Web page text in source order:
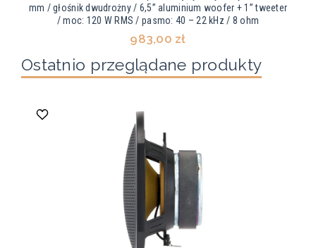
mm / głośnik dwudrożny / 6,5” aluminium woofer + 1” tweeter
/ moc: 120 W RMS / pasmo: 40 – 22 kHz / 8 ohm
983,00 zł
Ostatnio przeglądane produkty